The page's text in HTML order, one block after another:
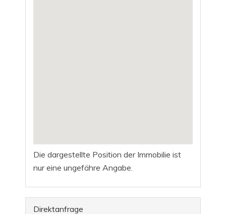
Die dargestellte Position der Immobilie ist
nur eine ungefähre Angabe.
Direktanfrage